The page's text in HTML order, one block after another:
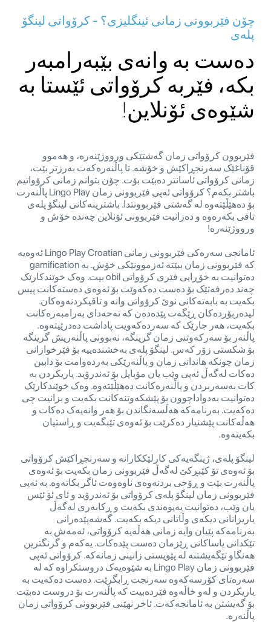
چۆن فێربوونی زمانی ئینگلیزی؟ - کرۆواتی لینگۆ
پلەی
دەست بە وانەی بێبەرامبەر
بکە، فێربە کرۆواتی ئێستا بە
شێوەی ئۆنلاین!
فێربوون کرۆواتی زمان گەشتێکی ورووژێنەرە، و هەموو
قۆناغێک سەرنجڕاکێش و خۆشە. تا پاڵنەرەکەت بەرزتر بێت،
زمانی کرۆواتی ئاسانتر دەبێت بۆت. چۆن بتوانم زمانی کرۆواتیم
باشتر بکەم؟ کرۆواتی ئەپی فێربوونی زمان Lingo Play پاڵنەرت
بۆ دەهێڵێتەوە لە گەشتی فێربوونتدا. باشترینەکانی لینگۆ پلەی
تاقی بکەرەوە و دەزانیت فێربوونی ئۆنلاین چەندە خۆش و
ورووژێنەرە!
ئامانجی سەرەکی فێربوونی زمانی Lingo Play Croatian ئەوەیە
کە فێربوونی زمان ببێتە ئەزموونێکی خۆش. بە gamification
دەتوانیت بە خۆڕایی فێری کرۆواتی obil بیت. وەک خوێندکارێک
چەند دەرفەتێک بۆ دەست دەکەوێت بۆ ئەوەی دەستەکانت پیس
بکەیت بە بابەتەکانی نوێ کرۆواتی وانە و تاقیکردنەوەکان.
لیدەربۆردەکان ڕێگەت پێدەدەن کە تەحەدای بەرامبەرەکانت
بکەیت، هەر جارێک کە سەردەکەویت پاداشت دەدرێیتەوە.
پاڵنەر بۆ سەرکەوتنی زمان گرینگە، نەبوونی پاڵنەریش گرینگە
بۆ شکستی زۆر کەس. لینگۆ پلەی بەخشندەییە بۆ فێرخوازانی
زمان چونکە هاندانی زمان و پاڵنەرێکی بەردەوامت بۆ دابین
دەکات لەگەڵ ئەپی وێب یان مۆبایل بۆ ئەندرۆید. یاریکردن بە
کات بەسەربردن و پاڵنەرەکانت دەهێڵێتەوە. وەک خوێندکارێک
دەتوانیت بەدواداچوون بۆ پێشکەوتنەکانت بکەیت و بزانیت چی
دەکەیت. بەرنامەکە هەڵسەنگاندن بۆ هەر وانەیەک دەکات و
هەڵەکانت پێشنیار دەکرێت بۆ ئەوەی تێبگەیت و ڕاستیان
بکەیتەوە.
لینگۆ پلەی، ژینگەیەکی کارلێککارانە و سەرنجڕاکێش کرۆواتی
بۆ ئەوەی تۆ کێبڕکێ لەگەڵ فێربوونی زمان بکەیت بۆ ئەوەی
پاڵنەرت بێت و ڕۆحی بردنەوەی ناوەوەت ئاگر بکاتەوە. بە ئەپی
فێربوونی زمان لینگۆ پلەی کرۆواتی بۆ ئەندرۆید و ئای ئۆ ئێس
یان وێب، دەتوانیت پەیوەندی بکەیت و ڕکابەری لەگەڵ
یاریزانانی دیکەی وڵاتانی دیکە بکەیت. گەشەپێدەرانی
بەرنامەکە پێیان وایە زمانی هەڵەیە کرۆواتی، ئەمەش بە
تێکدانی یاساکانی ڕێزمان دەست پێدەکات. یەکەم و گرنگترین
هەنگاو تێگەیشتنە لە پێویستی زانینی زمانەکە. کرۆواتی ئەپی
فێربوونی زمان Lingo Play بە شێوەیەک دروستکراوە کە لە
سەرەتای کۆرسەکەوە سەرنجت ڕابگرێت. دەست دەکەیت بە
یاریکردن و لەو خاڵەوە فێردەبیت کە پاڵنەرت بۆ دروست دەبێت
بۆ گەیشتن بە ئامانجەکەت. ئاخر نهێنی فێربوونی کرۆواتی زمان
پاڵنەرە.